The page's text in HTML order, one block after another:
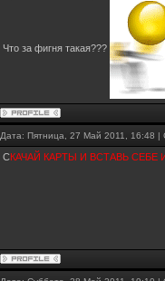
Что за фигня такая???
Дата: Пятница, 27 Май 2011, 16:48
СКАЧАЙ КАРТЫ И ВСТАВЬ СЕБЕ